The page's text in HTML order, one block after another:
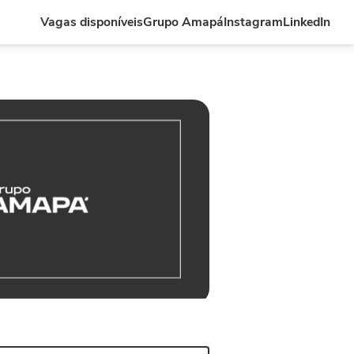
Vagas disponíveisGrupo AmapáInstagramLinkedIn